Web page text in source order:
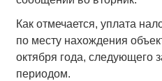
Как отмечается, уплата
по месту нахождения
октября года, следующего
периодом.